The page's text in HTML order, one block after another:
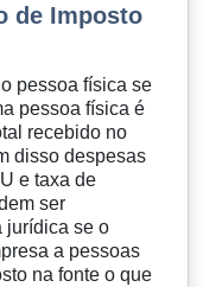
de Imposto
pessoa física se
pessoa física é
recebido no
disso despesas
e taxa de
ser
jurídica se o
a pessoas
na fonte o que